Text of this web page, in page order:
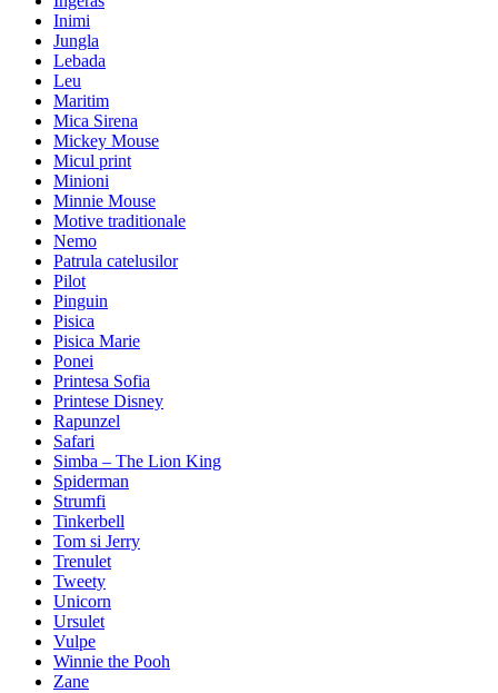
Inimi
Jungla
Lebada
Leu
Maritim
Mica Sirena
Mickey Mouse
Micul print
Minioni
Minnie Mouse
Motive traditionale
Nemo
Patrula catelusilor
Pilot
Pinguin
Pisica
Pisica Marie
Ponei
Printesa Sofia
Printese Disney
Rapunzel
Safari
Simba – The Lion King
Spiderman
Strumfi
Tinkerbell
Tom si Jerry
Trenulet
Tweety
Unicorn
Ursulet
Vulpe
Winnie the Pooh
Zane